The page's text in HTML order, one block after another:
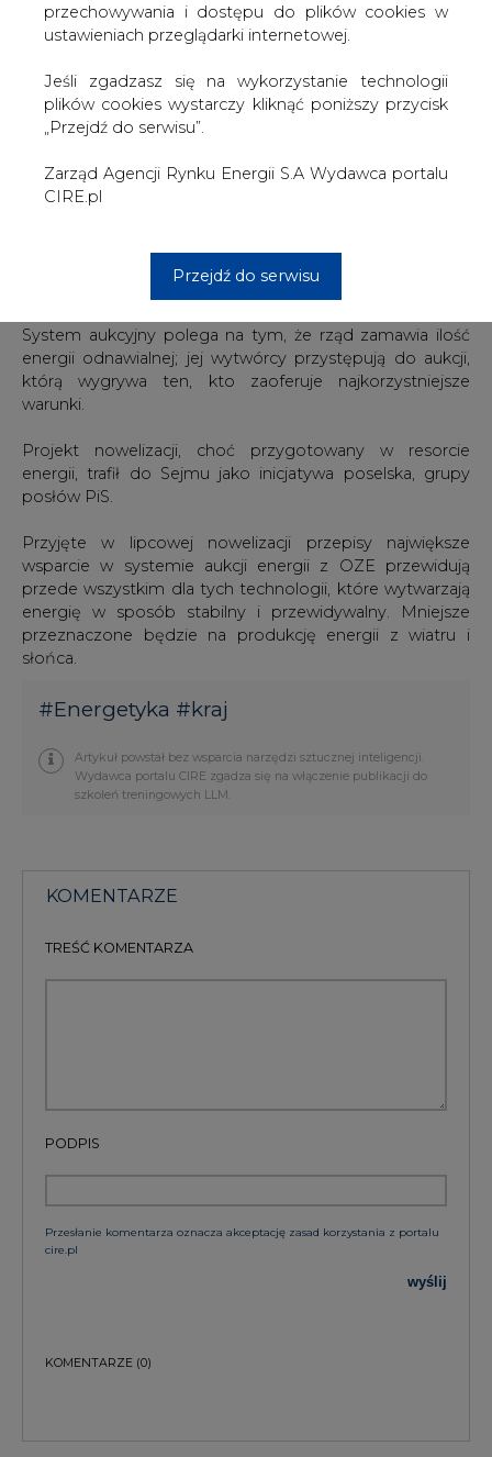
przechowywania i dostępu do plików cookies w
ustawieniach przeglądarki internetowej.
Jeśli zgadzasz się na wykorzystanie technologii
plików cookies wystarczy kliknąć poniższy przycisk
„Przejdź do serwisu”.
Zarząd Agencji Rynku Energii S.A Wydawca portalu
CIRE.pl
Przejdź do serwisu
Ma ona pozwolić uzyskać do 2020 r. 15-proc. udział
energii odnawialnej w całkowitym zużyciu energii, co
Po zmianie rządu, nowy Sejm przegłosował tzw. małą
nowelizację ustawy o OZE w ostatnich dniach 2015 roku.
o OZE, dotyczącego m.in. aukcyjnego systemu wsparcia
OZE, który ma zastąpić stosowane dotychczas "zielone
małych źródeł odnawialnych, został odłożony o pół roku,
System aukcyjny polega na tym, że rząd zamawia ilość
energii odnawialnej; jej wytwórcy przystępują do aukcji,
którą wygrywa ten, kto zaoferuje najkorzystniejsze
warunki.
Projekt nowelizacji, choć przygotowany w resorcie
energii, trafił do Sejmu jako inicjatywa poselska, grupy
posłów PiS.
Przyjęte w lipcowej nowelizacji przepisy największe
wsparcie w systemie aukcji energii z OZE przewidują
przede wszystkim dla tych technologii, które wytwarzają
energię w sposób stabilny i przewidywalny. Mniejsze
przeznaczone będzie na produkcję energii z wiatru i
słońca.
#Energetyka #kraj
Artykuł powstał bez wsparcia narzędzi sztucznej inteligencji.
Wydawca portalu CIRE zgadza się na włączenie publikacji do
szkoleń treningowych LLM.
KOMENTARZE
TREŚĆ KOMENTARZA
PODPIS
Przesłanie komentarza oznacza akceptację zasad korzystania z portalu
cire.pl
wyślij
KOMENTARZE (0)